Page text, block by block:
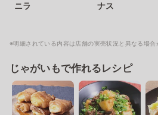
ニラ ナス
※明細されている内容は店舗の実売状況と異なる場合
じゃがいもで作れるレシピ